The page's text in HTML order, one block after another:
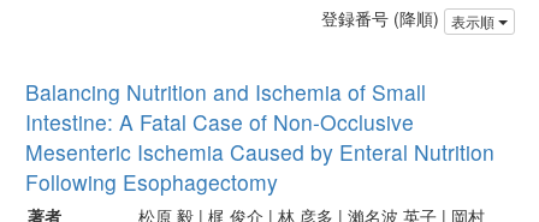
登録番号 (降順) 表示順
Balancing Nutrition and Ischemia of Small
Intestine: A Fatal Case of Non-Occlusive
Mesenteric Ischemia Caused by Enteral Nutrition
Following Esophagectomy
著者
松原 毅 | 梶 俊介 | 林 彦多 | 瀨名波 英子 | 岡村